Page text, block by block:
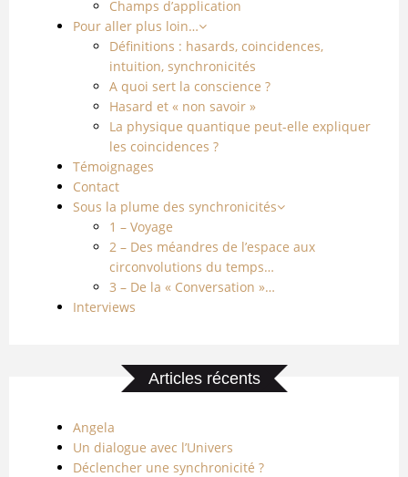
Champs d’application
Pour aller plus loin…
Définitions : hasards, coincidences,
intuition, synchronicités
A quoi sert la conscience ?
Hasard et « non savoir »
La physique quantique peut-elle expliquer
les coincidences ?
Témoignages
Contact
Sous la plume des synchronicités
1 – Voyage
2 – Des méandres de l’espace aux
circonvolutions du temps…
3 – De la « Conversation »…
Interviews
Articles récents
Angela
Un dialogue avec l’Univers
Déclencher une synchronicité ?